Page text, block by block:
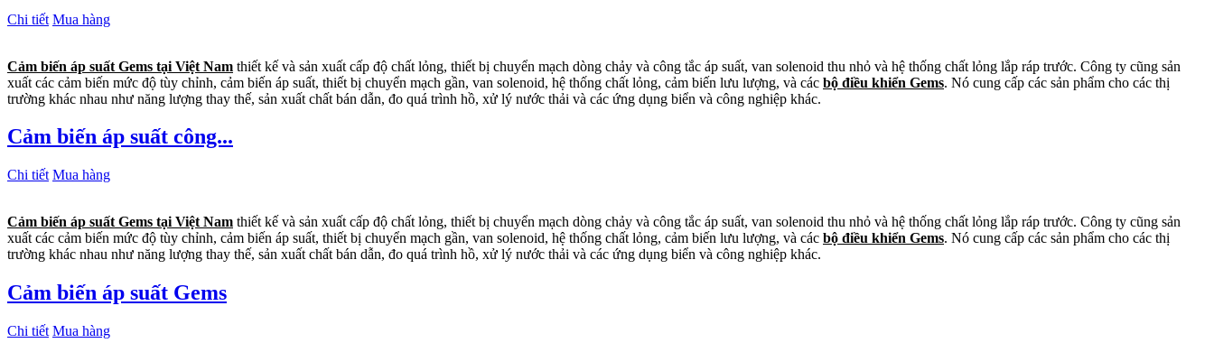
Chi tiết Mua hàng
Cảm biến áp suất Gems tại Việt Nam thiết kế và sản xuất cấp độ chất lỏng, thiết bị chuyển mạch dòng chảy và công tắc áp suất, van solenoid thu nhỏ và hệ thống chất lỏng lắp ráp trước. Công ty cũng sản
xuất các cảm biến mức độ tùy chỉnh, cảm biến áp suất, thiết bị chuyển mạch gần, van solenoid, hệ thống chất lỏng, cảm biến lưu lượng, và các bộ điều khiển Gems. Nó cung cấp các sản phẩm cho các thị
trường khác nhau như năng lượng thay thế, sản xuất chất bán dẫn, đo quá trình hồ, xử lý nước thải và các ứng dụng biển và công nghiệp khác.
Cảm biến áp suất công...
Chi tiết Mua hàng
Cảm biến áp suất Gems tại Việt Nam thiết kế và sản xuất cấp độ chất lỏng, thiết bị chuyển mạch dòng chảy và công tắc áp suất, van solenoid thu nhỏ và hệ thống chất lỏng lắp ráp trước. Công ty cũng sản
xuất các cảm biến mức độ tùy chỉnh, cảm biến áp suất, thiết bị chuyển mạch gần, van solenoid, hệ thống chất lỏng, cảm biến lưu lượng, và các bộ điều khiển Gems. Nó cung cấp các sản phẩm cho các thị
trường khác nhau như năng lượng thay thế, sản xuất chất bán dẫn, đo quá trình hồ, xử lý nước thải và các ứng dụng biển và công nghiệp khác.
Cảm biến áp suất Gems
Chi tiết Mua hàng